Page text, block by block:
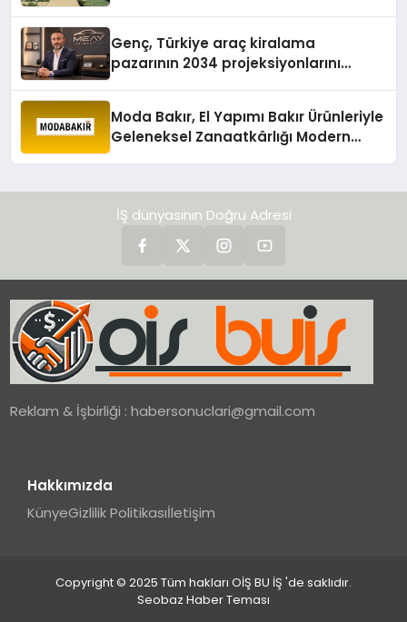
Genç, Türkiye araç kiralama
pazarının 2034 projeksiyonlarını
Moda Bakır, El Yapımı Bakır Ürünleriyle
Geleneksel Zanaatkârlığı Modern
İŞ dünyasının Doğru Adresi
Reklam & İşbirliği :habersonuclari@gmail.com
Hakkımızda
KünyeGizlilik Politikasıİletişim
Copyright © 2025 Tüm hakları OİŞ BU İŞ 'de saklıdır.
Seobaz Haber Teması